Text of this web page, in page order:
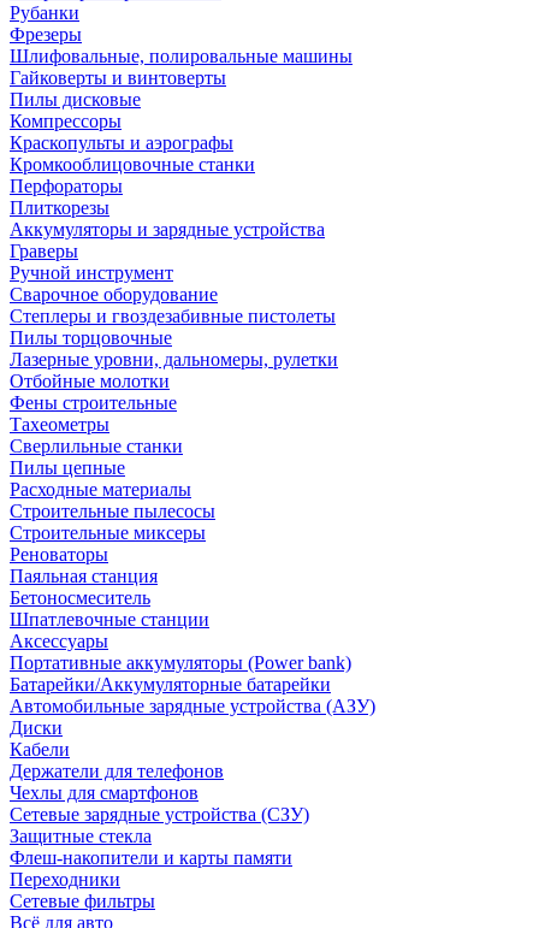
Рубанки
Фрезеры
Шлифовальные, полировальные машины
Гайковерты и винтоверты
Пилы дисковые
Компрессоры
Краскопульты и аэрографы
Кромкооблицовочные станки
Перфораторы
Плиткорезы
Аккумуляторы и зарядные устройства
Граверы
Ручной инструмент
Сварочное оборудование
Степлеры и гвоздезабивные пистолеты
Пилы торцовочные
Лазерные уровни, дальномеры, рулетки
Отбойные молотки
Фены строительные
Тахеометры
Сверлильные станки
Пилы цепные
Расходные материалы
Строительные пылесосы
Строительные миксеры
Реноваторы
Паяльная станция
Бетоносмеситель
Шпатлевочные станции
Аксессуары
Портативные аккумуляторы (Power bank)
Батарейки/Аккумуляторные батарейки
Автомобильные зарядные устройства (АЗУ)
Диски
Кабели
Держатели для телефонов
Чехлы для смартфонов
Сетевые зарядные устройства (СЗУ)
Защитные стекла
Флеш-накопители и карты памяти
Переходники
Сетевые фильтры
Всё для авто